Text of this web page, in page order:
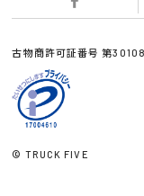
古物商許可証番号 第
© TRUCK FIVE